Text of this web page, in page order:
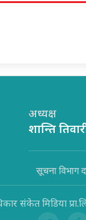
अध्यक्ष
शान्ति
सूचना विभाग
संकेत मिडिया